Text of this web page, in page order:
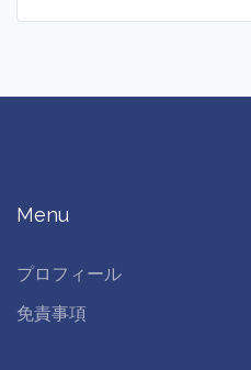
Menu
プロフィール
免責事項